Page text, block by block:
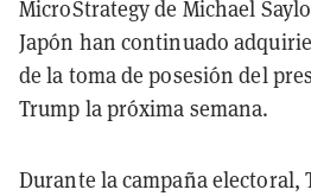
MicroStrategy de Michael
Japón han continuado
de la toma de posesión del
Trump la próxima semana.
Durante la campaña electoral,